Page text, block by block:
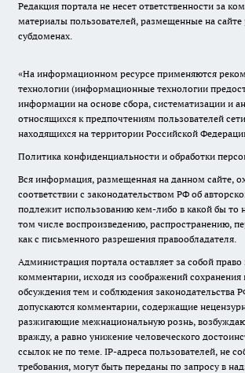
Редакция портала не несет ответственности за
материалы пользователей, размещенные на сайте
субдоменах.
«На информационном ресурсе применяются
технологии (информационные технологии
информации на основе сбора, систематизации и
относящихся к предпочтениям пользователей
находящихся на территории Российской
Политика конфиденциальности и обработки
Вся информация, размещенная на данном сайте,
соответствии с законодательством РФ об
подлежит использованию кем-либо в какой бы то
том числе воспроизведению, распространению,
как с письменного разрешения правообладателя.
Администрация портала оставляет за собой
комментарии, исходя из соображений сохранения
обсуждения тем и соблюдения законодательства
допускаются комментарии, содержащие
разжигающие межнациональную рознь,
вражду, а равно унижение человеческого
ссылок не по теме. IP-адреса пользователей, не
требования, могут быть переданы по запросу в